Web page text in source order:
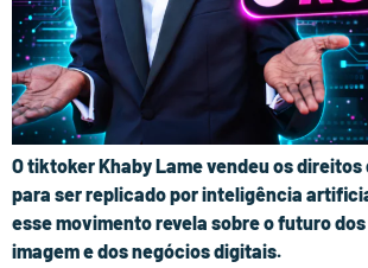
O tiktoker Khaby Lame vendeu os
para ser replicado por inteligência
esse movimento revela sobre o futuro
imagem e dos negócios digitais.